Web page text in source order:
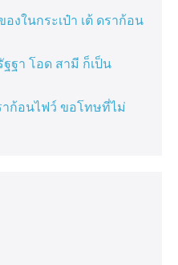
งในกระเป๋า เต้ ดราก้อน
ฐฐา โอด สามี ก็เป็น
าก้อนไฟว์ ขอโทษที่ไม่